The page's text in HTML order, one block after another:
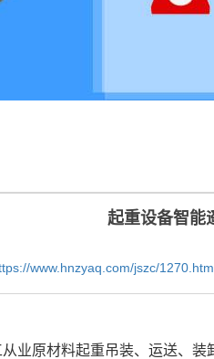
起重设备智能
www.hnzyaq.com/jszc/
业原材料起重吊装、运送、